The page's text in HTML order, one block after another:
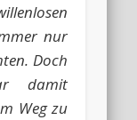
nur
Doch
damit
Weg zu